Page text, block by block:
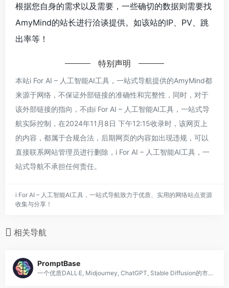
根据您自身的需求以及需要，一些确切的数据则需要找
AmyMind的站长进行洽谈提供。如该站的IP、PV、跳
出率等！
特别声明
本站i For AI – 人工智能AI工具，一站式导航提供的AmyMind都
来源于网络，不保证外部链接的准确性和完整性，同时，对于
该外部链接的指向，不由i For AI – 人工智能AI工具，一站式导
航实际控制，在2024年11月8日 下午12:15收录时，该网页上
的内容，都属于合规合法，后期网页的内容如出现违规，可以
直接联系网站管理员进行删除，i For AI – 人工智能AI工具，一
站式导航不承担任何责任。
i For AI – 人工智能AI工具，一站式导航致力于优质、实用的网络站点资源
收集与分享！
相关导航
PromptBase
一个优质DALL·E, Midjourney, ChatGPT, Stable Diffusion的市场;GPT提示。